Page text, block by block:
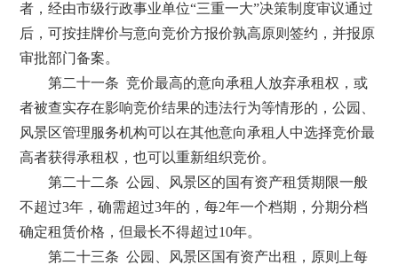
者，经由市级行政事业单位“三重一大”决策制度审议通过
后，可按挂牌价与意向竞价方报价孰高原则签约，并报原
审批部门备案。
第二十一条 竞价最高的意向承租人放弃承租权，或
者被查实存在影响竞价结果的违法行为等情形的，公园、
风景区管理服务机构可以在其他意向承租人中选择竞价最
高者获得承租权，也可以重新组织竞价。
第二十二条 公园、风景区的国有资产租赁期限一般
不超过3年，确需超过3年的，每2年一个档期，分期分档
确定租赁价格，但最长不得超过10年。
第二十三条 公园、风景区国有资产出租，原则上每